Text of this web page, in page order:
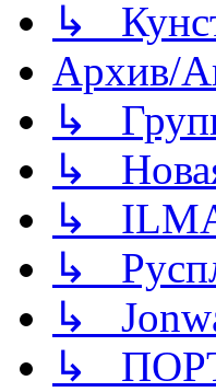
↳
Архив/
↳
↳
↳ ILMA
↳
↳
↳